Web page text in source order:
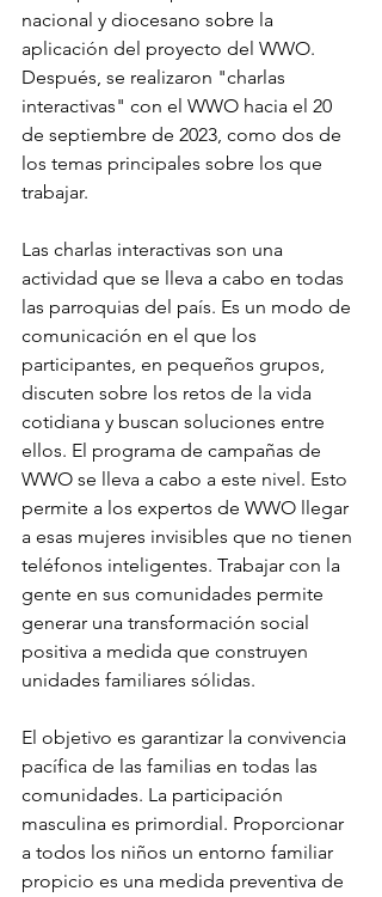
nacional y diocesano sobre la
aplicación del proyecto del WWO.
Después, se realizaron "charlas
interactivas" con el WWO hacia el 20
de septiembre de 2023, como dos de
los temas principales sobre los que
trabajar.
Las charlas interactivas son una
actividad que se lleva a cabo en todas
las parroquias del país. Es un modo de
comunicación en el que los
participantes, en pequeños grupos,
discuten sobre los retos de la vida
cotidiana y buscan soluciones entre
ellos. El programa de campañas de
WWO se lleva a cabo a este nivel. Esto
permite a los expertos de WWO llegar
a esas mujeres invisibles que no tienen
teléfonos inteligentes. Trabajar con la
gente en sus comunidades permite
generar una transformación social
positiva a medida que construyen
unidades familiares sólidas.
El objetivo es garantizar la convivencia
pacífica de las familias en todas las
comunidades. La participación
masculina es primordial. Proporcionar
a todos los niños un entorno familiar
propicio es una medida preventiva de